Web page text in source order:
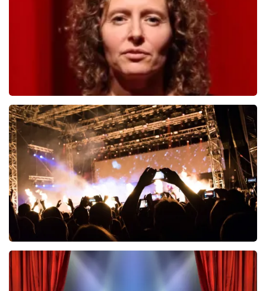
BESTEL NU
Esther van der Voort
690laatste 30 minuten
BESTEL NU
Don Omar
464 laatste 30 minuten